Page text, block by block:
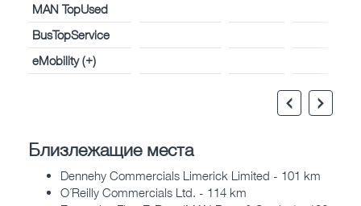
MAN TopUsed
BusTopService
eMobility (+)
Близлежащие места
Dennehy Commercials Limerick Limited - 101 km
O´Reilly Commercials Ltd. - 114 km